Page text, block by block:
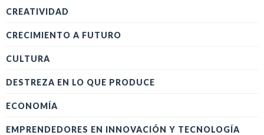
CREATIVIDAD
CRECIMIENTO A FUTURO
CULTURA
DESTREZA EN LO QUE PRODUCE
ECONOMÍA
EMPRENDEDORES EN INNOVACIÓN Y TECNOLOGÍA